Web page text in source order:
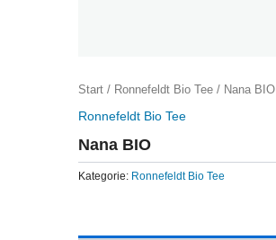
Start / Ronnefeldt Bio Tee / Nana BIO
Ronnefeldt Bio Tee
Nana BIO
Kategorie: Ronnefeldt Bio Tee